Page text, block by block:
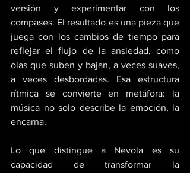
versión y experimentar con los
compases. El resultado es una pieza que
juega con los cambios de tiempo para
reflejar el flujo de la ansiedad, como
olas que suben y bajan, a veces suaves,
a veces desbordadas. Esa estructura
rítmica se convierte en metáfora: la
música no solo describe la emoción, la
encarna.
Lo que distingue a Nevola es su
capacidad de transformar la